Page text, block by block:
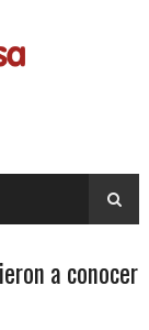
a conocer